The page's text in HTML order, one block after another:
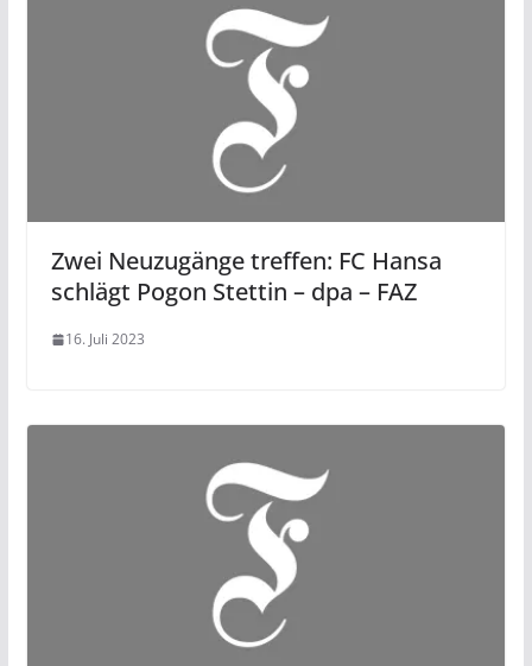
Zwei Neuzugänge treffen: FC Hansa
schlägt Pogon Stettin – dpa – FAZ
16. Juli 2023